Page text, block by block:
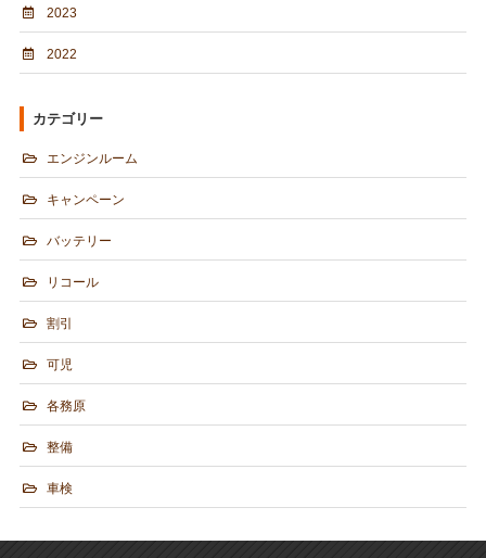
2023
2022
カテゴリー
エンジンルーム
キャンペーン
バッテリー
リコール
割引
可児
各務原
整備
車検